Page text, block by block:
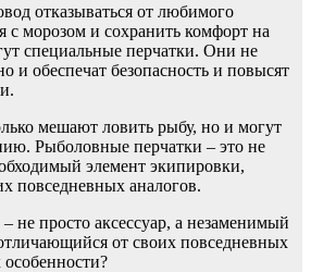
отказываться от любимого
с морозом и сохранить комфорт на
специальные перчатки. Они не
и обеспечат безопасность и повысят
мешают ловить рыбу, но и могут
Рыболовные перчатки – это не
элемент экипировки,
повседневных аналогов.
не просто аксессуар, а незаменимый
от своих повседневных